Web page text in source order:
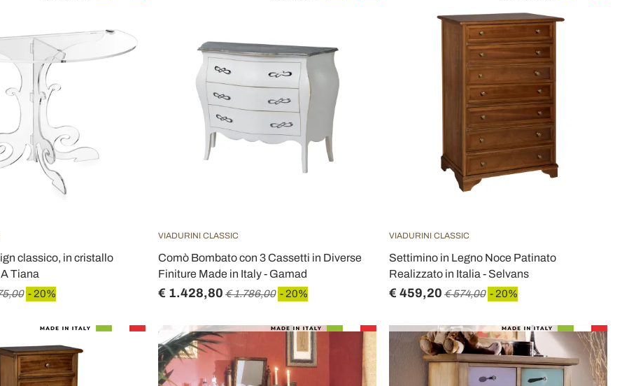
classico, in cristallo
Tiana
- 20%
VIADURINI CLASSIC
Comò Bombato con 3 Cassetti in Diverse
Finiture Made in Italy - Gamad
€ 1.428,80 € 1.786,00 - 20%
VIADURINI CLASSIC
Settimino in Legno Noce Patinato
Realizzato in Italia - Selvans
€ 459,20 € 574,00 - 20%